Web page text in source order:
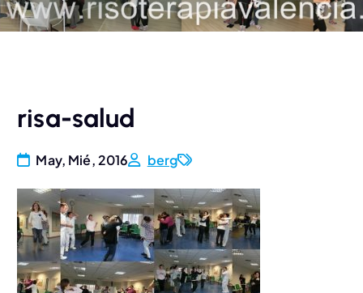
risa-salud
May, Mié, 2016 berg